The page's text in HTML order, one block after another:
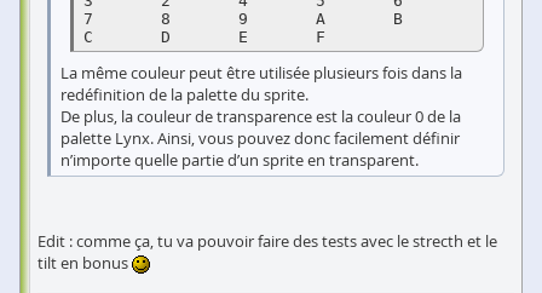
7	8	9	A	B
C	D	E	F
La même couleur peut être utilisée plusieurs fois dans la
redéfinition de la palette du sprite.
De plus, la couleur de transparence est la couleur 0 de la
palette Lynx. Ainsi, vous pouvez donc facilement définir
n’importe quelle partie d’un sprite en transparent.
Edit : comme ça, tu va pouvoir faire des tests avec le strecth et le
tilt en bonus